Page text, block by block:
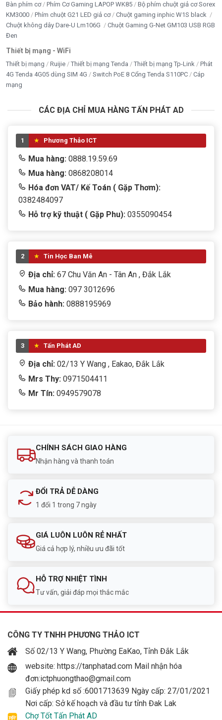
Bàn phím cơ Phím Cơ Gaming LAPOP WK85
Bộ phím chuột giả cơ Sorex
KM3000
Phím chuột G21 LED giả cơ
Chuột gaming inphic W1S black
Chuột không dây Dare-U Lm106G
Chuột Gaming G-Net GM103 USB RGB
Đen
Thiết bị mạng - WiFi
Thiết bị mạng Ruijie Thiết bị mạng Tenda Thiết bị mạng Tp-Link
Phát
4G Tenda 4G05 dùng SIM 4G
Switch PoE 8 Cổng Tenda S110PC
Cáp
mạng
CÁC ĐỊA CHỈ MUA HÀNG TẤN PHÁT AD
1 Phương Thảo ICT
Mua hàng: 0888.19.59.69
Mua hàng: 0868208014
Hóa đơn VAT/ Kế Toán ( Gặp Thơm):
0382484097
Hỗ trợ kỹ thuật ( Gặp Phu): 0355090454
2 Tin Học Ban Mê
Địa chỉ: 67 Chu Văn An - Tân An , Đắk Lắk
Mua hàng: 097 3012696
Bảo hành: 0888195969
3 Tấn Phát AD
Địa chỉ: 02/13 Y Wang , Eakao, Đắk Lắk
Mrs Thy: 0971504411
Mr Tín: 0949579078
CHÍNH SÁCH GIAO HÀNG
Nhận hàng và thanh toán
ĐỔI TRẢ DỄ DÀNG
1 đổi 1 trong 7 ngày
GIÁ LUÔN LUÔN RẺ NHẤT
Giá cả hợp lý, nhiều ưu đãi tốt
HỖ TRỢ NHIỆT TÌNH
Tư vấn, giải đáp mọi thắc mắc
CÔNG TY TNHH PHƯƠNG THẢO ICT
Số 02/13 Y Wang, Phường EaKao, Tỉnh Đắk Lắk
website: https://tanphatad.com Mail nhận hóa
đơn:ictphuongthao@gmail.com
Giấy phép kd số :6001713639 Ngày cấp: 27/01/2021
Nơi cấp: Sở kế hoạch và đầu tư tỉnh Đak Lak
Chợ Tốt Tấn Phát AD